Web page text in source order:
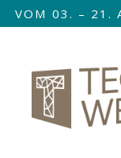
VOM 03. – 21.